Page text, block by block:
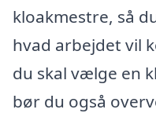
kloakmestre, så
hvad arbejdet vil
du skal vælge en
bør du også